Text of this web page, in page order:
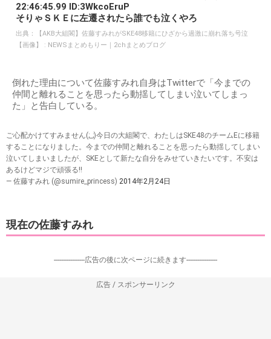
22:46:45.99 ID:3WkcoEruP
そりゃＳＫＥに左遷されたら誰でも泣くやろ
出典：
【AKB大組閣】佐藤すみれがSKE48移籍にひざから過激に崩れ落ち号泣
【画像】 : NEWSまとめもりー｜2chまとめブログ
倒れた理由について佐藤すみれ自身はTwitterで「今までの
仲間と離れることを思ったら動揺してしまい泣いてしまっ
た」と告白している。
ご心配かけてすみません(;_;)今日の大組閣で、わたしはSKE48のチームEに移籍
することになりました。今までの仲間と離れることを思ったら動揺してしまい
泣いてしまいましたが、SKEとして新たな自分をみせていきたいです。不安は
あるけどマジで頑張る‼︎
— 佐藤すみれ (@sumire_princess) 2014年2月24日
現在の佐藤すみれ
-----------------広告の後に次ページに続きます-----------------
広告 / スポンサーリンク